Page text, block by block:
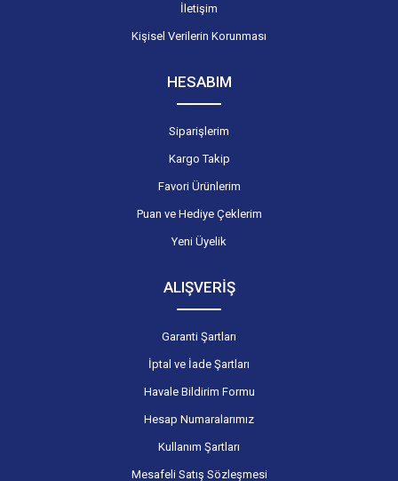
İletişim
Kişisel Verilerin Korunması
HESABIM
Siparişlerim
Kargo Takip
Favori Ürünlerim
Puan ve Hediye Çeklerim
Yeni Üyelik
ALIŞVERİŞ
Garanti Şartları
İptal ve İade Şartları
Havale Bildirim Formu
Hesap Numaralarımız
Kullanım Şartları
Mesafeli Satış Sözleşmesi